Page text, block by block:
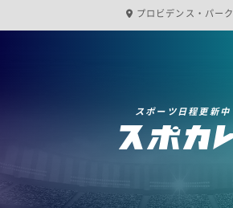
プロビデンス・パーク
スポーツ日程更新中